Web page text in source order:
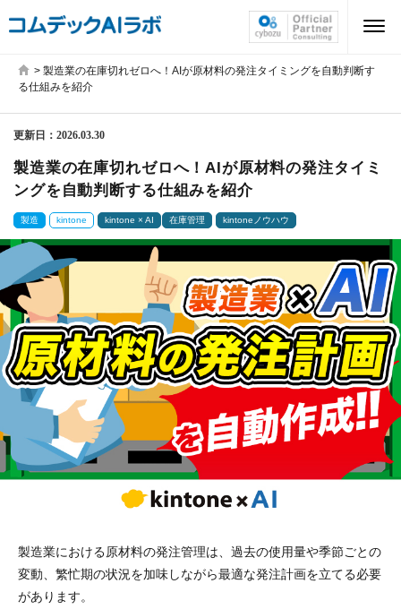
> 製造業の在庫切れゼロへ！AIが原材料の発注タイミングを自動判断す
る仕組みを紹介
更新日： 2026.03.30
製造業の在庫切れゼロへ！AIが原材料の発注タイミ
ングを自動判断する仕組みを紹介
製造 kintone kintone × AI 在庫管理 kintoneノウハウ
製造業における原材料の発注管理は、過去の使用量や季節ごとの
変動、繁忙期の状況を加味しながら最適な発注計画を立てる必要
があります。